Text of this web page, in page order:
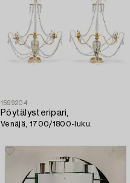
1599204
Pöytälysteripari,
Venäjä, 1700/1800-luku.